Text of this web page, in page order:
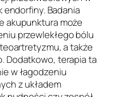
endorfiny. Badania
akupunktura może
przewlekłego bólu
a także
Dodatkowo, terapia ta
w łagodzeniu
z układem